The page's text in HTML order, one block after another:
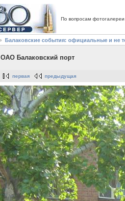
По вопросам
Балаковские события: официальные и не
ОАО Балаковский порт
первая предыдущая